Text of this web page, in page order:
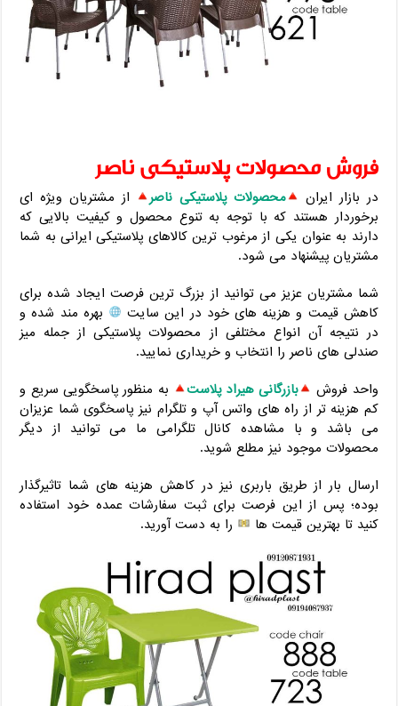
فروش محصولات پلاستیکی ناصر
در بازار ایران محصولات پلاستیکی ناصر
از مشتریان ویژه ای
برخوردار هستند که با توجه به تنوع محصول و کیفیت بالایی که
دارند به عنوان یکی از مرغوب ترین کالاهای پلاستیکی ایرانی به شما
مشتریان پیشنهاد می شود.
شما مشتریان عزیز می توانید از بزرگ ترین فرصت ایجاد شده برای
کاهش قیمت و هزینه های خود در این سایت
بهره مند شده و
در نتیجه آن انواع مختلفی از محصولات پلاستیکی از جمله میز
صندلی های ناصر را انتخاب و خریداری نمایید.
واحد فروش
بازرگانی هیراد پلاست
به منظور پاسخگویی سریع و
کم هزینه تر از راه های واتس آپ و تلگرام نیز پاسخگوی شما عزیزان
می باشد و با مشاهده کانال تلگرامی ما می توانید از دیگر
محصولات موجود نیز مطلع شوید.
ارسال بار از طریق باربری نیز در کاهش هزینه های شما تاثیرگذار
بوده؛ پس از این فرصت برای ثبت سفارشات عمده خود استفاده
کنید تا بهترین قیمت ها
را به دست آورید.